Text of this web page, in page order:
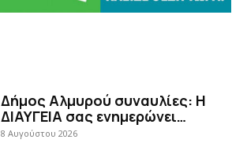
Δήμος Αλμυρού συναυλίες: Η
ΔΙΑΥΓΕΙΑ σας ενημερώνει…
8 Αυγούστου 2026